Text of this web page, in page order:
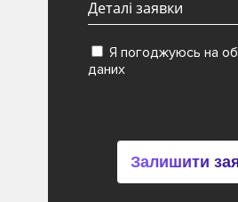
Я погоджуюсь на
даних
Залишити